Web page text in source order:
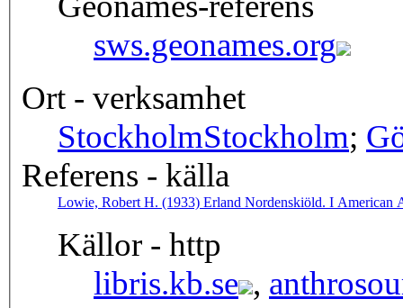
sws.geonames.org
Ort - verksamhet
StockholmStockholm;
Referens - källa
Lowie, Robert H. (1933) Erland Nordenskiöld. I American
Källor - http
libris.kb.se ,